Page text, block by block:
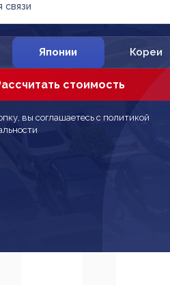
связи
Японии Кореи
стоимость
вы соглашаетесь с политикой